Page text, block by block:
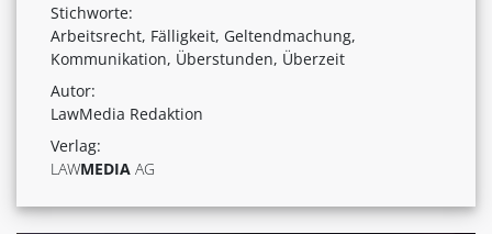
Stichworte:
Arbeitsrecht, Fälligkeit, Geltendmachung,
Kommunikation, Überstunden, Überzeit
Autor:
LawMedia Redaktion
Verlag:
LAWMEDIA AG